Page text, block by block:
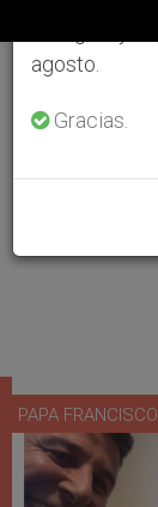
PAPA FRANCISCO
agosto.
Gracias.